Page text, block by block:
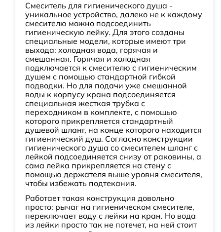
Смеситель для гигиенического душа -
уникальное устройство, далеко не к каждому
смесителю можно подсоединить
гигиеническую лейку. Для этого созданы
специальные модели, которые имеют три
выхода: холодная вода, горячая и
смешанная. Горячая и холодная
подключается к смесителю с гигиеническим
душем с помощью стандартной гибкой
подводки. Но для подачи уже смешанной
воды к корпусу крана подсоединяется
специальная жесткая трубка с
переходником в комплекте, с помощью
которого прикрепляется стандартный
душевой шланг, на конце которого находится
гигиенический душ. Согласно конструкции
гигиенического душа со смесителем шланг с
лейкой подсоединяется снизу от раковины, а
сама лейка прикрепляется на стену с
помощью держателя выше уровня смесителя,
чтобы избежать подтекания.
Работает такая конструкция довольно
просто: рычаг на гигиеническом смесителе,
переключает воду с лейки на кран. Но вода
из лейки просто так не потечет, на ней стоит